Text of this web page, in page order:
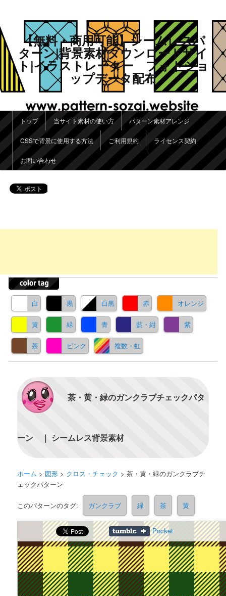
【無料・商用可能】シームレスパ
ターン|背景素材ダウンロードサイ
ト|イラストレーター フォトショ
ップデータ配布
メインメニュー
メインコンテンツへ移動
サブコンテンツへ移動
トップ 当サイト素材の使い方 パターン素材アレンジ
CSSで背景に使用する方法 ご利用規約 ライセンス契約
お問い合わせ
白 黒 白黒 赤 オレンジ
黄 緑 青 藍・紺 紫
茶 ピンク 複数・虹
茶・黄・緑のガンクラブチェックパタ
ーン ｜ シームレス背景素材
ホーム > 図形 > クロス・チェック >茶・黄・緑のガンクラブチ
ェックパターン
このパターンのタグ: ガンクラブ 緑 茶 黄
Pocket